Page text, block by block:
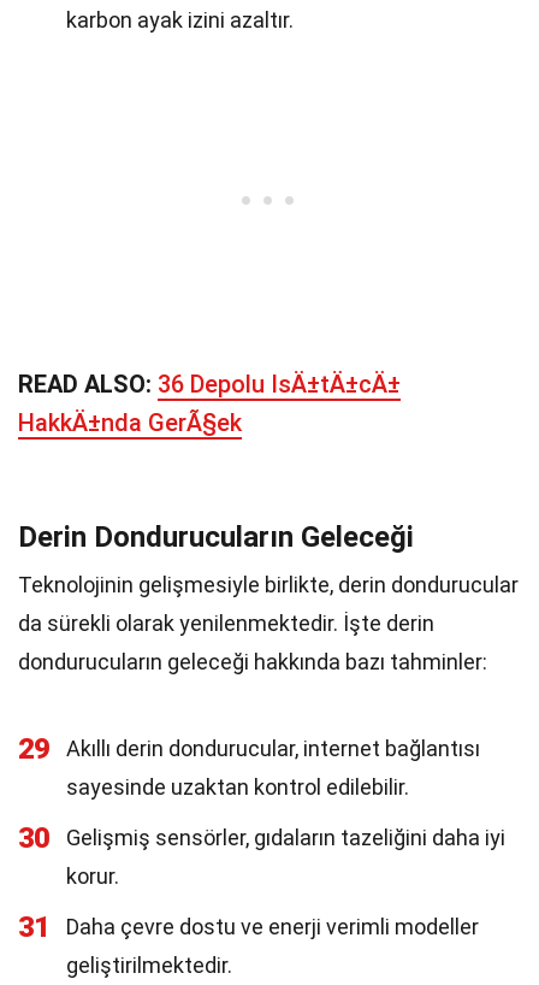
karbon ayak izini azaltır.
READ ALSO: 36 Depolu IsÄ±tÄ±cÄ±
HakkÄ±nda GerÃ§ek
Derin Dondurucuların Geleceği
Teknolojinin gelişmesiyle birlikte, derin dondurucular
da sürekli olarak yenilenmektedir. İşte derin
dondurucuların geleceği hakkında bazı tahminler:
29
Akıllı derin dondurucular, internet bağlantısı
sayesinde uzaktan kontrol edilebilir.
30
Gelişmiş sensörler, gıdaların tazeliğini daha iyi
korur.
31
Daha çevre dostu ve enerji verimli modeller
geliştirilmektedir.